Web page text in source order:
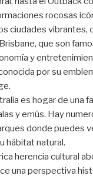
rocosas
ciudades vibrantes,
que son
y
por su
es hogar de una
y emús. Hay
donde puedes
hábitat natural.
herencia cultural
una perspectiva